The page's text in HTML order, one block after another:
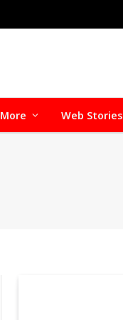
More Web Stories